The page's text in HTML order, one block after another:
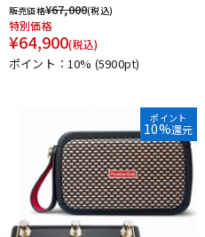
販売価格¥67,000(税込)
特別価格
¥64,900(税込)
ポイント：10% (5900pt)
ポイント
10%還元